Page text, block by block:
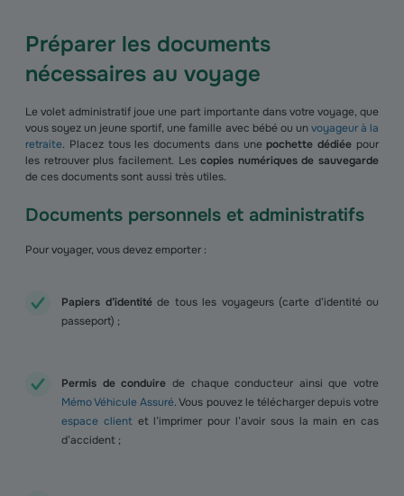
Préparer les documents
nécessaires au voyage
Le volet administratif joue une part importante dans votre voyage, que
vous soyez un jeune sportif, une famille avec bébé ou unvoyageur à la
retraite. Placez tous les documents dans unepochette dédiée pour
les retrouver plus facilement. Lescopies numériques de sauvegarde
de ces documents sont aussi très utiles.
Documents personnels et administratifs
Pour voyager, vous devez emporter :
Papiers d’identitéde tous les voyageurs (carte d’identité ou
passeport) ;
Permis de conduire de chaque conducteur ainsi que votre
Mémo Véhicule Assuré. Vous pouvez le télécharger depuis votre
espace clientet l’imprimer pour l’avoir sous la main en cas
d’accident ;